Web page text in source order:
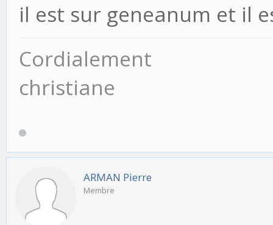
Pourquoi voulez vous
il est sur geneanum et il
Cordialement